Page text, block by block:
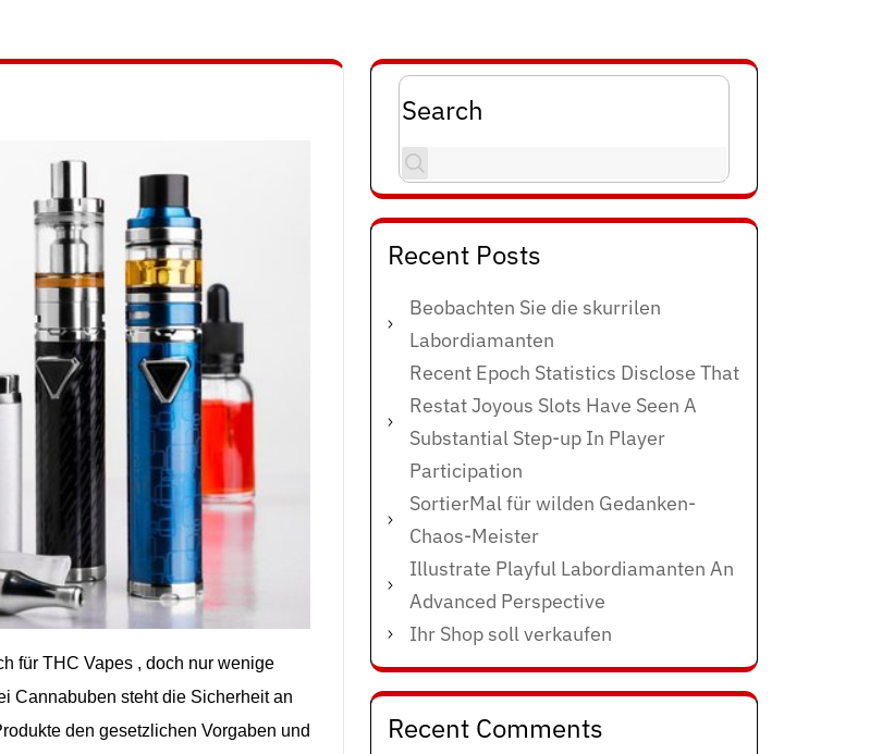
für THC Vapes , doch nur wenige
Cannabuben steht die Sicherheit an
den gesetzlichen Vorgaben und
Search
Recent Posts
Beobachten Sie die skurrilen
Labordiamanten
Recent Epoch Statistics Disclose That
Restat Joyous Slots Have Seen A
Substantial Step-up In Player
Participation
SortierMal für wilden Gedanken-
Chaos-Meister
Illustrate Playful Labordiamanten An
Advanced Perspective
Ihr Shop soll verkaufen
Recent Comments